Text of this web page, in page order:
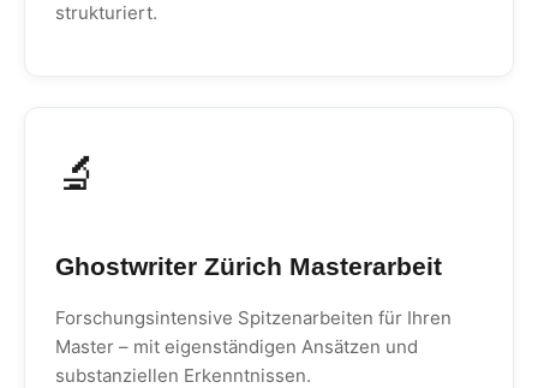
strukturiert.
🔬
Ghostwriter Zürich Masterarbeit
Forschungsintensive Spitzenarbeiten für Ihren
Master – mit eigenständigen Ansätzen und
substanziellen Erkenntnissen.